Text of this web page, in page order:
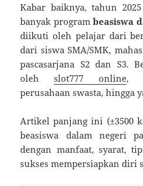
Kabar baiknya, tahun
banyak programbeasiswa
diikuti oleh pelajar dari
dari siswa SMA/SMK,
pascasarjana S2 dan S3.
olehslot777 online,
perusahaan swasta, hingga
Artikel panjang ini (±3500
beasiswa dalam negeri
dengan manfaat, syarat,
sukses mempersiapkan diri